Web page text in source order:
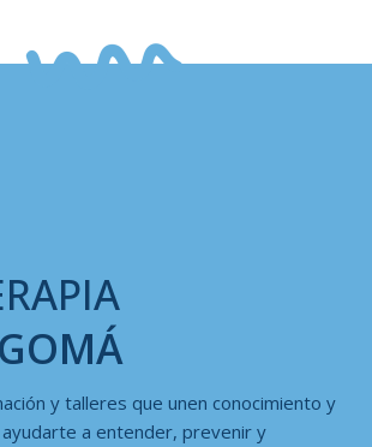
y talleres que unen conocimiento y
a entender, prevenir y